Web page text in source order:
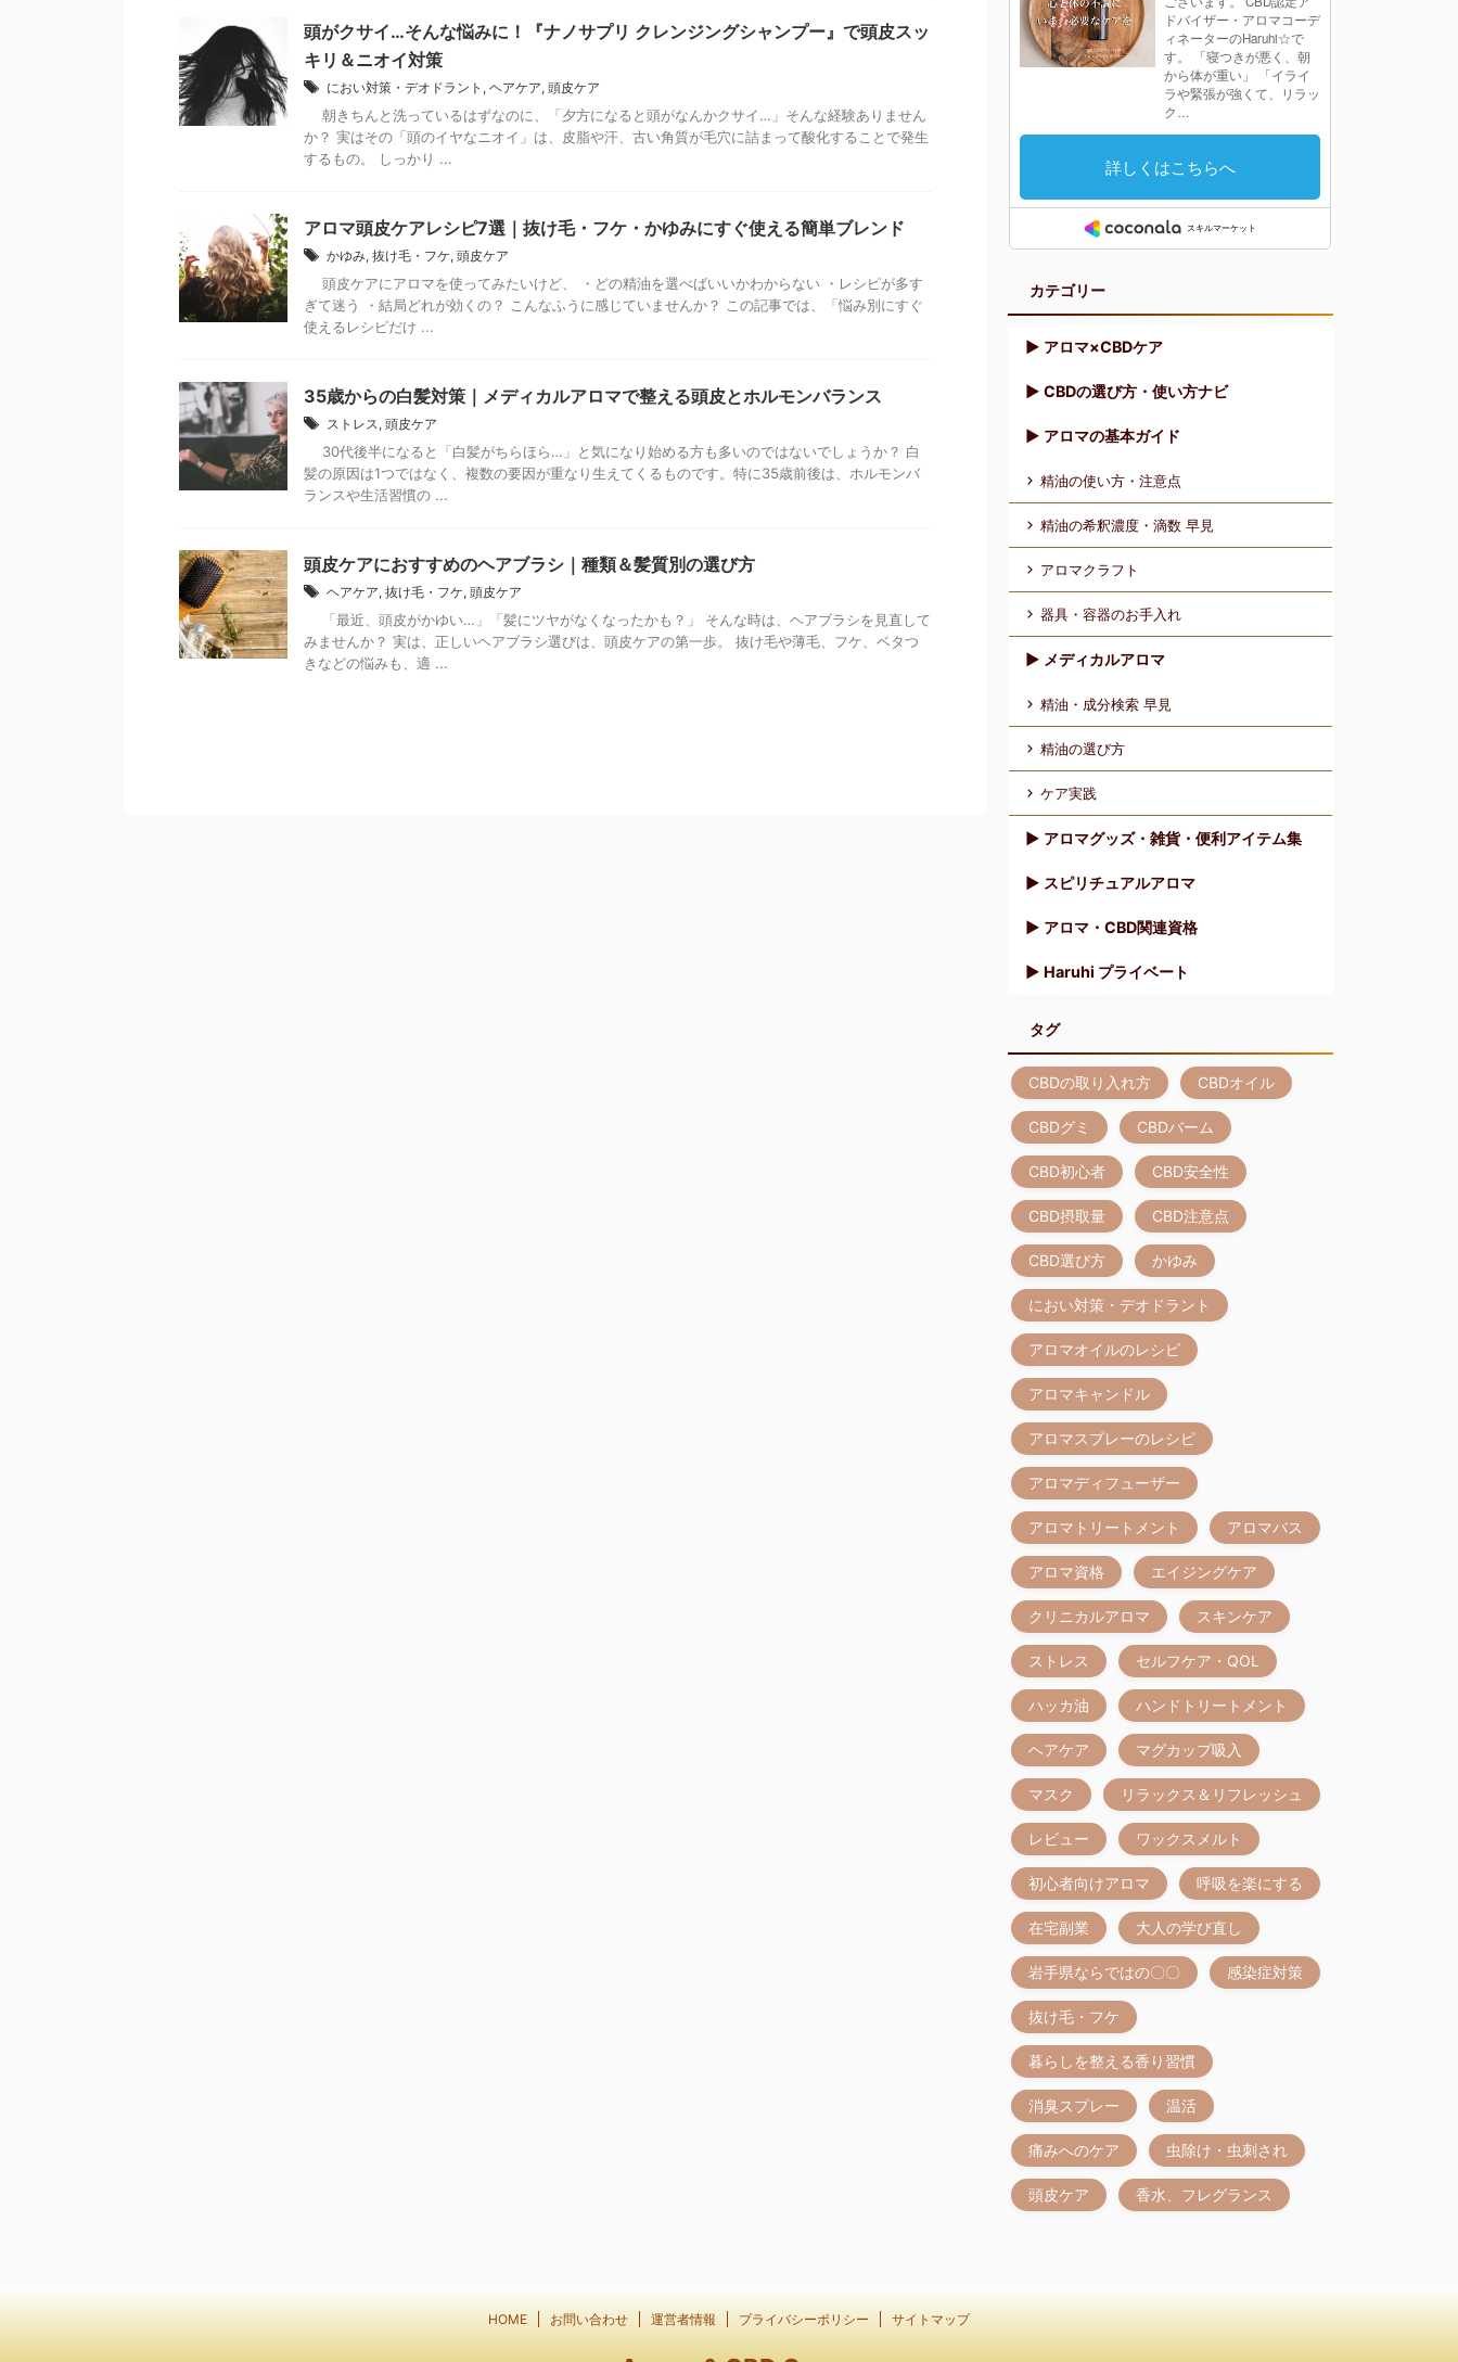
頭がクサイ…そんな悩みに！『ナノサプリ クレンジングシャンプー』で頭皮スッ
キリ＆ニオイ対策
におい対策・デオドラント , ヘアケア, 頭皮ケア
朝きちんと洗っているはずなのに、「夕方になると頭がなんかクサイ…」そんな経験ありません
か？ 実はその「頭のイヤなニオイ」は、皮脂や汗、古い角質が毛穴に詰まって酸化することで発生
するもの。 しっかり ...
アロマ頭皮ケアレシピ7選｜抜け毛・フケ・かゆみにすぐ使える簡単ブレンド
かゆみ, 抜け毛・フケ, 頭皮ケア
頭皮ケアにアロマを使ってみたいけど、 ・どの精油を選べばいいかわからない ・レシピが多す
ぎて迷う ・結局どれが効くの？ こんなふうに感じていませんか？ この記事では、「悩み別にすぐ
使えるレシピだけ ...
35歳からの白髪対策｜メディカルアロマで整える頭皮とホルモンバランス
ストレス, 頭皮ケア
30代後半になると「白髪がちらほら…」と気になり始める方も多いのではないでしょうか？ 白
髪の原因は1つではなく、複数の要因が重なり生えてくるものです。特に35歳前後は、ホルモンバ
ランスや生活習慣の ...
頭皮ケアにおすすめのヘアブラシ｜種類＆髪質別の選び方
ヘアケア, 抜け毛・フケ, 頭皮ケア
「最近、頭皮がかゆい…」「髪にツヤがなくなったかも？」 そんな時は、ヘアブラシを見直して
みませんか？ 実は、正しいヘアブラシ選びは、頭皮ケアの第一歩。 抜け毛や薄毛、フケ、ベタつ
きなどの悩みも、適 ...
カテゴリー
▶︎ アロマ×CBDケア
▶︎ CBDの選び方・使い方ナビ
▶︎ アロマの基本ガイド
精油の使い方・注意点
精油の希釈濃度・滴数 早見
アロマクラフト
器具・容器のお手入れ
▶︎ メディカルアロマ
精油・成分検索 早見
精油の選び方
ケア実践
▶︎ アロマグッズ・雑貨・便利アイテム集
▶︎ スピリチュアルアロマ
▶︎ アロマ・CBD関連資格
▶︎ Haruhi プライベート
タグ
CBDの取り入れ方 CBDオイル
CBDグミ CBDバーム
CBD初心者 CBD安全性
CBD摂取量 CBD注意点
CBD選び方 かゆみ
におい対策・デオドラント
アロマオイルのレシピ
アロマキャンドル
アロマスプレーのレシピ
アロマディフューザー
アロマトリートメント アロマバス
アロマ資格 エイジングケア
クリニカルアロマ スキンケア
ストレス セルフケア・QOL
ハッカ油 ハンドトリートメント
ヘアケア マグカップ吸入
マスク リラックス＆リフレッシュ
レビュー ワックスメルト
初心者向けアロマ 呼吸を楽にする
在宅副業 大人の学び直し
岩手県ならではの〇〇 感染症対策
抜け毛・フケ
暮らしを整える香り習慣
消臭スプレー 温活
痛みへのケア 虫除け・虫刺され
頭皮ケア 香水、フレグランス
HOME お問い合わせ 運営者情報 プライバシーポリシー サイトマップ